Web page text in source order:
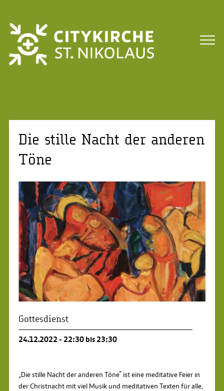
Die stille Nacht der anderen
Töne
Gottesdienst
24.12.2022 - 22:30 bis 23:30
„Die stille Nacht der anderen Töne“ ist eine meditative Feier in
der Christnacht mit viel Musik und meditativen Texten für alle,